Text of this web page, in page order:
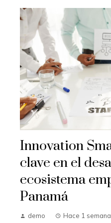
Innovation
clave en el
ecosistema
Panamá
demo Hace 1 semana